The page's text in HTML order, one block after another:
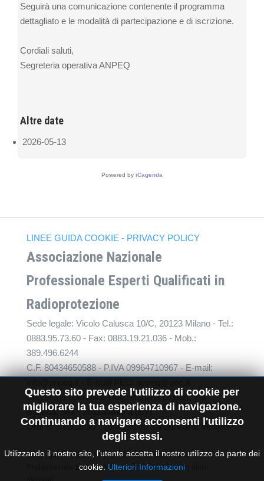
Seguirà una comunicazione contenente il programma
dettagliato e le modalità di partecipazione e di iscrizione.
Cordiali saluti,
Segreteria operativa ANPEQ
Altre date
2026-05-13
Powered by iCagenda
LINEE GUIDA COOKIE - PRIVACY POLICY
Associazione Nazionale
Professionale Esperti Qualificati in
Radioprotezione
Sede legale: Vicolo Calusca 10/C, 20123 Milano - Tel.:
0883.95.73.60 - Fax: 0883.19.21.036 - Mob.:
389.496.6244
C.F. 80434650588 - P.IVA 09964710967 - E-mail:
Segreteria operativa: Dott. Mariana Di Bari, Via
Barletta, 367 - 76123 Andria (BT)
Orario: 9:30/13:30 - 16:00/20:00 dal Lunedì al Venerdì
Questo sito prevede l'utilizzo di cookie per
migliorare la tua esperienza di navigazione.
Continuando a navigare acconsenti l'utilizzo
degli stessi.
Utilizzando il nostro sito, l'utente accetta il nostro utilizzo da parte dei
cookie. Ulteriori Informazioni
Copyright © 2026 ANPEQ - Associazione Nazionale
Professionale Esperti di Radioprotezione. Tutti i diritti